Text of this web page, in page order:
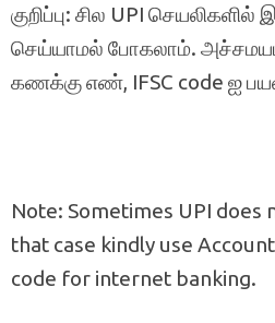
குறிப்பு: சில UPI
செய்யாமல் போகலாம்.
கணக்கு எண், IFSC code ஐ
Note: Sometimes UPI
that case kindly use
code for internet banking.